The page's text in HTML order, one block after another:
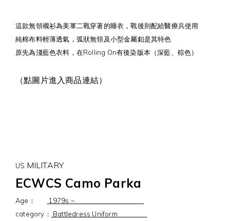
這款無領襯衫為美軍二戰穿著的睡衣，戰後則配給醫療兵使用
純棉布料輕薄透氣，弧狀無領及小型金屬釦是其特色
原先為淺藍色衣料，在Rolling On有後染版本（深藍、棕色）
（點圖片進入商品連結）
US MILITARY
ECWCS Camo Parka
Age：
1979s ~
category： Battledress Uniform